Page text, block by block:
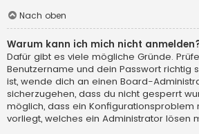
Nach oben
Warum kann ich mich nicht
Dafür gibt es viele mögliche Gründe.
Benutzername und dein Passwort richtig
ist, wende dich an einen Board-
sicherzugehen, dass du nicht gesperrt
möglich, dass ein Konfigurationsproblem
vorliegt, welches ein Administrator lösen